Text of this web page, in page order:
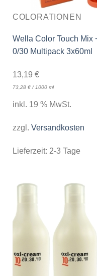
COLORATIONEN
Wella Color Touch Mix
0/30 Multipack 3x60ml
13,19 €
73,28 €/ 1000 ml
inkl. 19 % MwSt.
zzgl. Versandkosten
Lieferzeit: 2-3 Tage